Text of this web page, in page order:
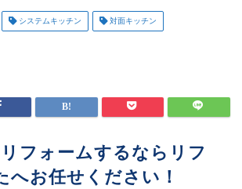
システムキッチン 対面キッチン
フォームするならリフ
へお任せください！